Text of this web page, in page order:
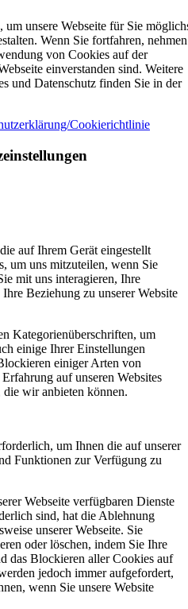
unsere Webseite für Sie
Wenn Sie fortfahren,
von Cookies auf der
einverstanden sind. Weitere
und Datenschutz finden Sie in der
Cookierichtlinie
auf Ihrem Gerät eingestellt
um uns mitzuteilen, wenn Sie
mit uns interagieren, Ihre
Beziehung zu unserer Website
Kategorienüberschriften, um
einige Ihrer Einstellungen
einiger Arten von
auf unseren Websites
wir anbieten können.
um Ihnen die auf unserer
Funktionen zur Verfügung zu
Webseite verfügbaren Dienste
sind, hat die Ablehnung
unserer Webseite. Sie
oder löschen, indem Sie Ihre
das Blockieren aller Cookies auf
jedoch immer aufgefordert,
wenn Sie unsere Website